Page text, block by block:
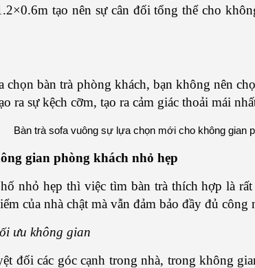
tạo nên sự cân đối tổng thể cho
bàn trà phòng khách, bạn không nên
ra sự kệch cỡm, tạo ra cảm giác thoải mái
gian phòng khách nhỏ hẹp
nhỏ hẹp thì việc tìm bàn trà thích hợp là
của nhà chật mà vẫn đảm bảo đầy đủ công
ưu không gian
đối các góc cạnh trong nhà, trong không